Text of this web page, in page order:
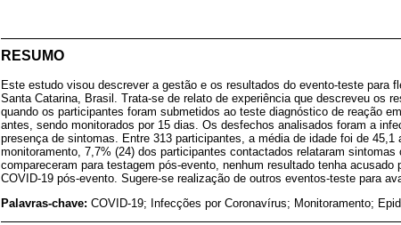
RESUMO
Este estudo visou descrever a gestão e os resultados do evento-teste para
Santa Catarina, Brasil. Trata-se de relato de experiência que descreveu os
quando os participantes foram submetidos ao teste diagnóstico de reação
antes, sendo monitorados por 15 dias. Os desfechos analisados foram a
presença de sintomas. Entre 313 participantes, a média de idade foi de
monitoramento, 7,7% (24) dos participantes contactados relataram
compareceram para testagem pós-evento, nenhum resultado tenha
COVID-19 pós-evento. Sugere-se realização de outros eventos-teste para
Palavras-chave: COVID-19; Infecções por Coronavírus; Monitoramento;